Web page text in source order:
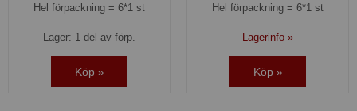
Hel förpackning = 6*1 st
Lager: 1 del av förp.
Köp »
Hel förpackning = 6*1 st
Lagerinfo »
Köp »